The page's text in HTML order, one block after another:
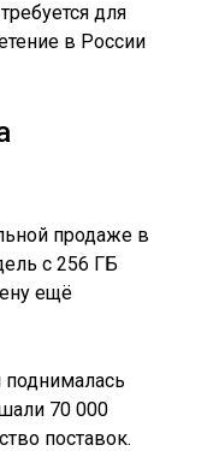
для
в России
продаже в
с 256 ГБ
ещё
70 000
поставок.